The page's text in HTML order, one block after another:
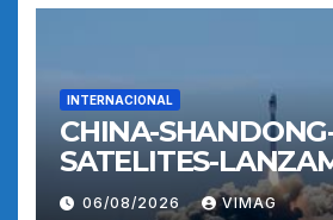
INTERNACIONAL
CHINA-
SATELITES-
06/08/2026 VIMAG